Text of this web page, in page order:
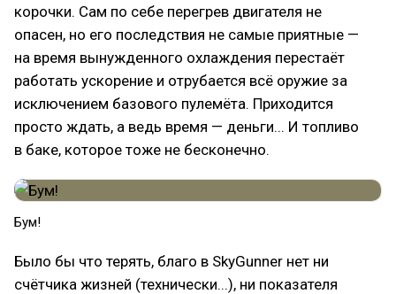
корочки. Сам по себе перегрев двигателя не
опасен, но его последствия не самые приятные —
на время вынужденного охлаждения перестаёт
работать ускорение и отрубается всё оружие за
исключением базового пулемёта. Приходится
просто ждать, а ведь время — деньги... И топливо
в баке, которое тоже не бесконечно.
Бум!
Было бы что терять, благо в SkyGunner нет ни
счётчика жизней (технически...), ни показателя